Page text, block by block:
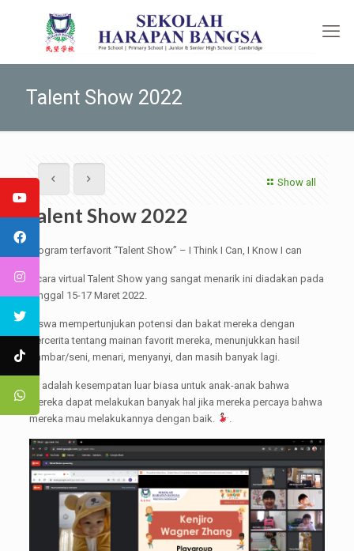
Talent Show 2022
Show all
Talent Show 2022
Program terfavorit “Talent Show” – I Think I Can, I Know I can
Acara virtual Talent Show yang sangat menarik ini diadakan pada
tanggal 15-17 Maret 2022.
Siswa mempertunjukan potensi dan bakat mereka dengan
bercerita tentang mainan favorit mereka, menunjukkan hasil
gambar/seni, menari, menyanyi, dan masih banyak lagi.
Ini adalah kesempatan luar biasa untuk anak-anak bahwa
mereka dapat melakukan banyak hal jika mereka percaya bahwa
mereka mau melakukannya dengan baik.
.